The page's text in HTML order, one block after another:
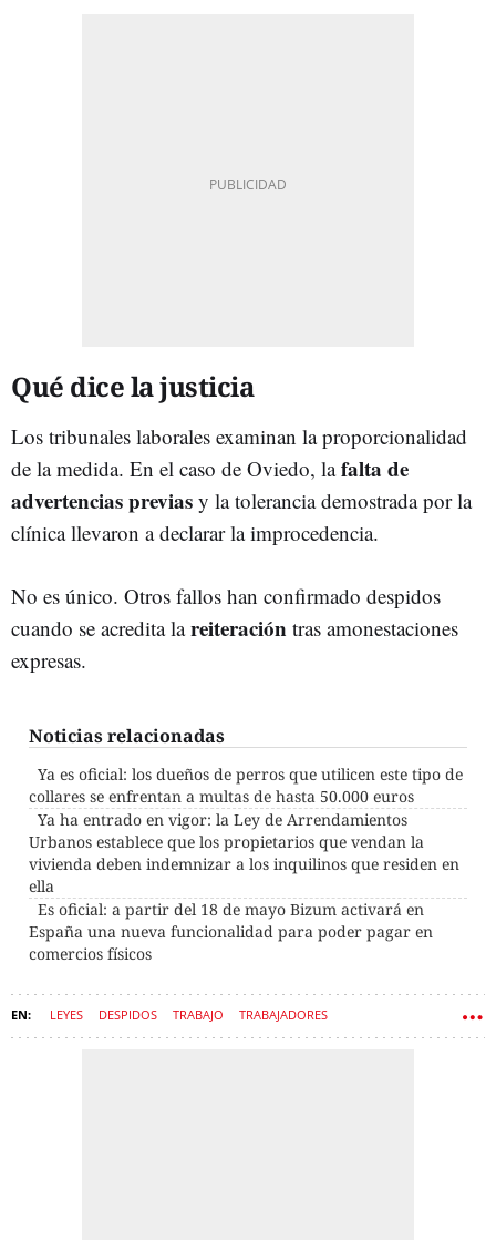
Qué dice la justicia
Los tribunales laborales examinan la proporcionalidad
de la medida. En el caso de Oviedo, lafalta de
advertencias previas y la tolerancia demostrada por la
clínica llevaron a declarar la improcedencia.
No es único. Otros fallos han confirmado despidos
cuando se acredita lareiteración tras amonestaciones
expresas.
Noticias relacionadas
Ya es oficial: los dueños de perros que utilicen este tipo de
collares se enfrentan a multas de hasta 50.000 euros
Ya ha entrado en vigor: la Ley de Arrendamientos
Urbanos establece que los propietarios que vendan la
vivienda deben indemnizar a los inquilinos que residen en
ella
Es oficial: a partir del 18 de mayo Bizum activará en
España una nueva funcionalidad para poder pagar en
comercios físicos
LEYES DESPIDOS TRABAJO TRABAJADORES